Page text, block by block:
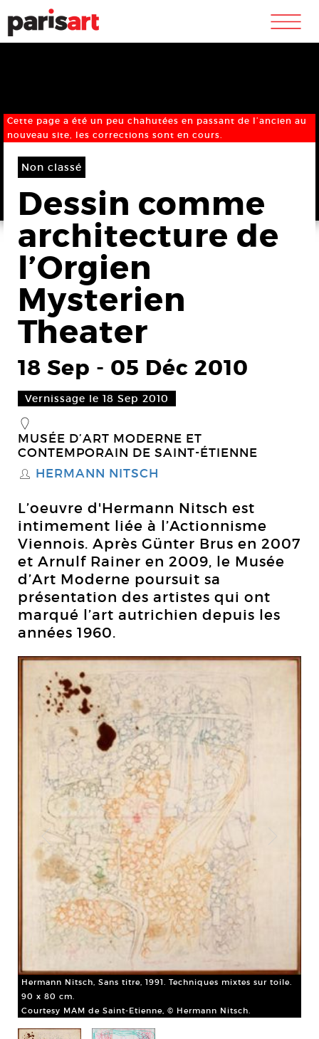
m
Cette page a été un peu chahutées en passant de l’ancien au
nouveau site, les corrections sont en cours.
Non classé
Dessin comme
architecture de
l’Orgien
Mysterien
Theater
18 Sep - 05 Déc 2010
Vernissage le 18 Sep 2010
_
MUSÉE D’ART MODERNE ET
CONTEMPORAIN DE SAINT-ÉTIENNE
S HERMANN NITSCH
L’oeuvre d'Hermann Nitsch est
intimement liée à l’Actionnisme
Viennois. Après Günter Brus en 2007
et Arnulf Rainer en 2009, le Musée
d’Art Moderne poursuit sa
présentation des artistes qui ont
marqué l’art autrichien depuis les
années 1960.
Hermann Nitsch, Sans titre, 1991. Techniques mixtes sur toile.
90 x 80 cm.
Courtesy MAM de Saint-Etienne, © Hermann Nitsch.